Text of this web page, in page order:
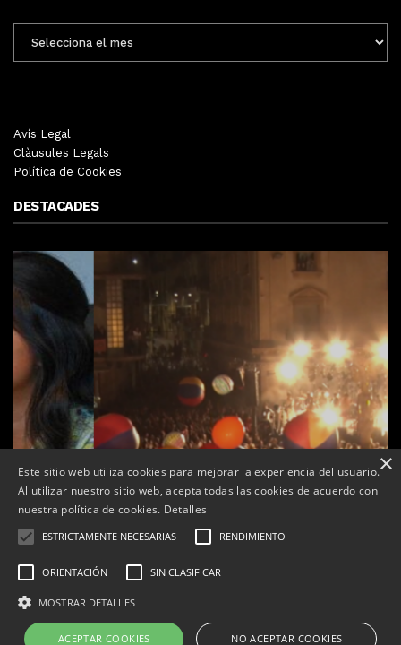
MENSUALS
Avís Legal
Clàusules Legals
Política de Cookies
DESTACADES
Pedrafoc”, la nova bèstia festiva de Guixanet
Per Tàrrega Televisió 12, maig, 2026 - 09:29
×
Este sitio web utiliza cookies para mejorar la experiencia del usuario.
Al utilizar nuestro sitio web, acepta todas las cookies de acuerdo con
nuestra política de cookies. Detalles
ESTRICTAMENTE NECESARIAS RENDIMIENTO
ORIENTACIÓN SIN CLASIFICAR
MOSTRAR DETALLES
ACEPTAR COOKIES NO ACEPTAR COOKIES